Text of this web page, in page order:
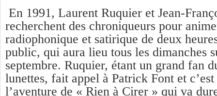
En 1991, Laurent Ruquier et Jean-
recherchent des chroniqueurs pour
radiophonique et satirique de deux
public, qui aura lieu tous les dimanches
septembre. Ruquier, étant un grand fan
lunettes, fait appel à Patrick Font et
l’aventure de « Rien à Cirer » qui va